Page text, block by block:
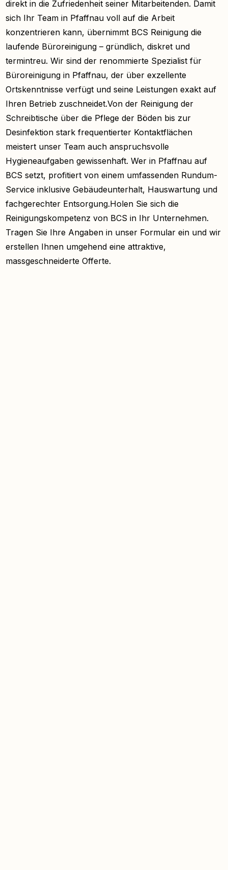
direkt in die Zufriedenheit seiner Mitarbeitenden. Damit
sich Ihr Team in Pfaffnau voll auf die Arbeit
konzentrieren kann, übernimmt BCS Reinigung die
laufende Büroreinigung – gründlich, diskret und
termintreu. Wir sind der renommierte Spezialist für
Büroreinigung in Pfaffnau, der über exzellente
Ortskenntnisse verfügt und seine Leistungen exakt auf
Ihren Betrieb zuschneidet.Von der Reinigung der
Schreibtische über die Pflege der Böden bis zur
Desinfektion stark frequentierter Kontaktflächen
meistert unser Team auch anspruchsvolle
Hygieneaufgaben gewissenhaft. Wer in Pfaffnau auf
BCS setzt, profitiert von einem umfassenden Rundum-
Service inklusive Gebäudeunterhalt, Hauswartung und
fachgerechter Entsorgung.Holen Sie sich die
Reinigungskompetenz von BCS in Ihr Unternehmen.
Tragen Sie Ihre Angaben in unser Formular ein und wir
erstellen Ihnen umgehend eine attraktive,
massgeschneiderte Offerte.